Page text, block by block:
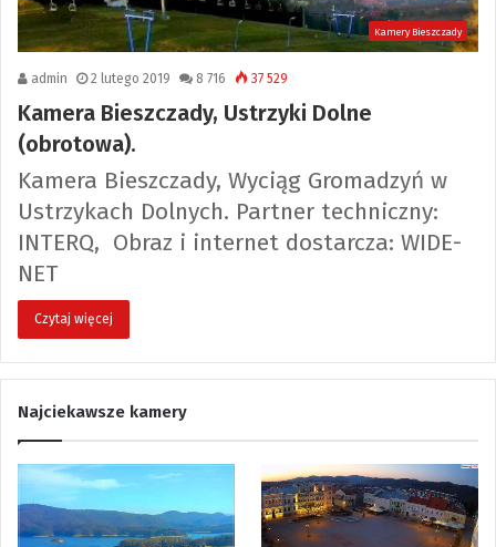
Kamery Bieszczady
admin 2 lutego 2019 8 716 37 529
Kamera Bieszczady, Ustrzyki Dolne
(obrotowa).
Kamera Bieszczady, Wyciąg Gromadzyń w
Ustrzykach Dolnych. Partner techniczny:
INTERQ, Obraz i internet dostarcza: WIDE-
NET
Czytaj więcej
Najciekawsze kamery